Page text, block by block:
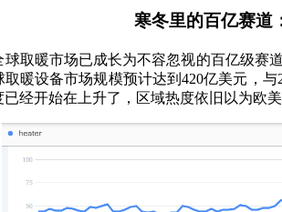
寒冬里的百亿赛道
球取暖市场已成长为不容忽视的百亿级赛
暖设备市场规模预计达到420亿美元，与
经开始在上升了，区域热度依旧以为欧美